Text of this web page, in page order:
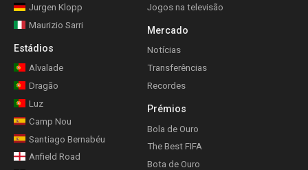
Jurgen Klopp
Maurizio Sarri
Estádios
Alvalade
Dragão
Luz
Camp Nou
Santiago Bernabéu
Anfield Road
Jogos na televisão
Mercado
Notícias
Transferências
Recordes
Prémios
Bola de Ouro
The Best FIFA
Bota de Ouro